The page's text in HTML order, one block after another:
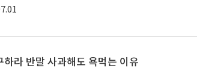
하라 반말 사과해도 욕먹는 이유